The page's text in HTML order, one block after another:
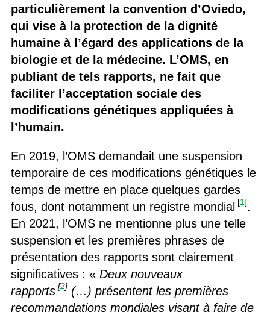
particulièrement la convention d’Oviedo,
qui vise à la protection de la dignité
humaine à l’égard des applications de la
biologie et de la médecine. L’OMS, en
publiant de tels rapports, ne fait que
faciliter l’acceptation sociale des
modifications génétiques appliquées à
l’humain.
En 2019, l’OMS demandait une suspension
temporaire de ces modifications génétiques le
temps de mettre en place quelques gardes
fous, dont notamment un registre mondial [1].
En 2021, l’OMS ne mentionne plus une telle
suspension et les premières phrases de
présentation des rapports sont clairement
significatives : « Deux nouveaux
rapports [2] (…) présentent les premières
recommandations mondiales visant à faire de